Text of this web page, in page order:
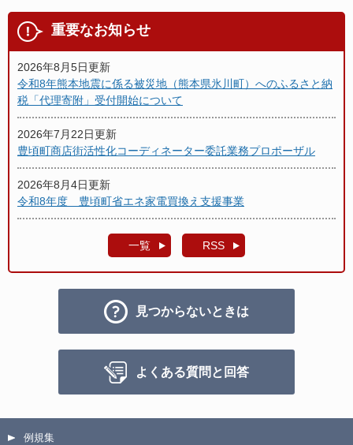
重要なお知らせ
2026年8月5日更新
令和8年熊本地震に係る被災地（熊本県氷川町）へのふるさと納
税「代理寄附」受付開始について
2026年7月22日更新
豊頃町商店街活性化コーディネーター委託業務プロポーザル
2026年8月4日更新
令和8年度 豊頃町省エネ家電買換え支援事業
一覧 RSS
見つからないときは
よくある質問と回答
例規集